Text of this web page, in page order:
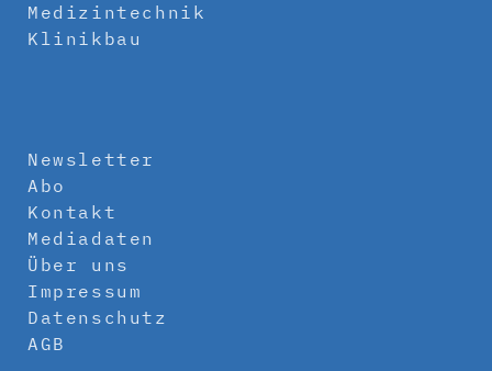
Medizintechnik
Klinikbau
Newsletter
Abo
Kontakt
Mediadaten
Über uns
Impressum
Datenschutz
AGB